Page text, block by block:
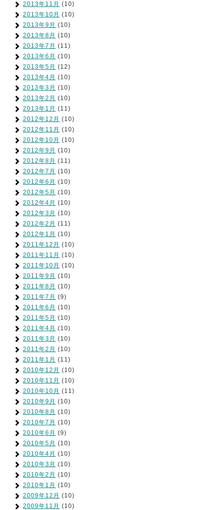
2013年11月 (10)
2013年10月 (10)
2013年9月 (10)
2013年8月 (10)
2013年7月 (11)
2013年6月 (10)
2013年5月 (12)
2013年4月 (10)
2013年3月 (10)
2013年2月 (10)
2013年1月 (11)
2012年12月 (10)
2012年11月 (10)
2012年10月 (10)
2012年9月 (10)
2012年8月 (11)
2012年7月 (10)
2012年6月 (10)
2012年5月 (10)
2012年4月 (10)
2012年3月 (10)
2012年2月 (11)
2012年1月 (10)
2011年12月 (10)
2011年11月 (10)
2011年10月 (10)
2011年9月 (10)
2011年8月 (10)
2011年7月 (9)
2011年6月 (10)
2011年5月 (10)
2011年4月 (10)
2011年3月 (10)
2011年2月 (10)
2011年1月 (11)
2010年12月 (10)
2010年11月 (10)
2010年10月 (11)
2010年9月 (10)
2010年8月 (10)
2010年7月 (10)
2010年6月 (9)
2010年5月 (10)
2010年4月 (10)
2010年3月 (10)
2010年2月 (10)
2010年1月 (10)
2009年12月 (10)
2009年11月 (10)